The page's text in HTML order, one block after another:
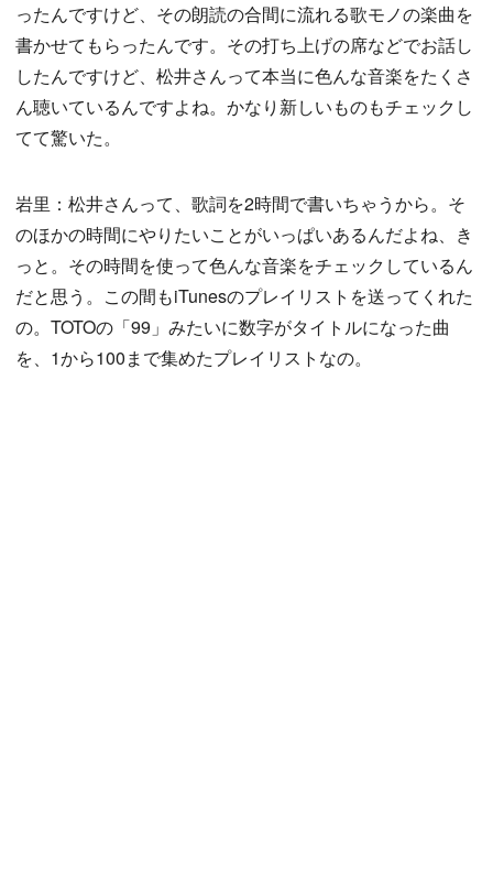
ったんですけど、その朗読の合間に流れる歌モノの楽曲を
書かせてもらったんです。その打ち上げの席などでお話し
したんですけど、松井さんって本当に色んな音楽をたくさ
ん聴いているんですよね。かなり新しいものもチェックし
てて驚いた。
岩里：松井さんって、歌詞を2時間で書いちゃうから。そ
のほかの時間にやりたいことがいっぱいあるんだよね、き
っと。その時間を使って色んな音楽をチェックしているん
だと思う。この間もiTunesのプレイリストを送ってくれた
の。TOTOの「99」みたいに数字がタイトルになった曲
を、1から100まで集めたプレイリストなの。